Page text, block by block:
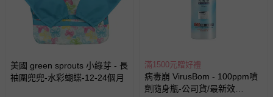
美國 green sprouts 小綠芽 - 長
袖圍兜兜-水彩蝴蝶-12-24個月
滿1500元贈好禮
病毒崩 VirusBom - 100ppm噴
劑隨身瓶-公司貨/最新效